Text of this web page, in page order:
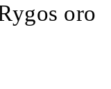
oro